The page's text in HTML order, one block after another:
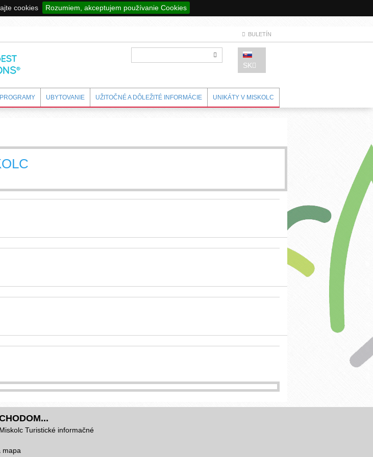
cookies
Rozumiem, akceptujem používanie Cookies
BULETÍN
SK
PROGRAMY UBYTOVANIE UŽITOČNÉ A DÔLEŽITÉ INFORMÁCIE UNIKÁTY V MISKOLC
Turistické informačné
mapa